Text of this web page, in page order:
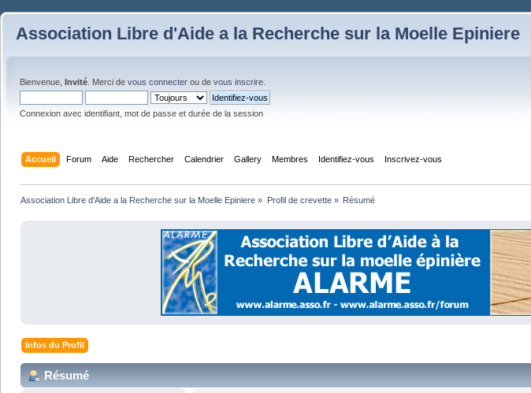
Association Libre d'Aide a la Recherche sur la Moelle Epiniere
Bienvenue, Invité . Merci de vous connecter ou de vous inscrire
Connexion avec identifiant, mot de passe et durée de la session
Accueil Forum Aide Rechercher Calendrier Gallery Membres Identifiez-vous Inscrivez-vous
Association Libre d'Aide a la Recherche sur la Moelle Epiniere » Profil de crevette» Résumé
Infos du Profil
Résumé